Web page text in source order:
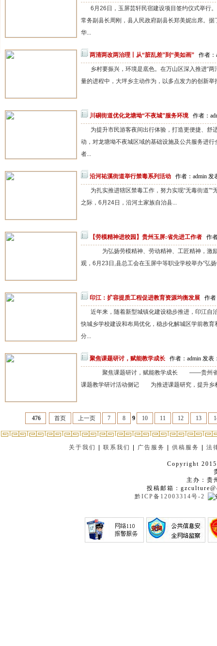
6月26日，玉屏芸轩民宿建设项目签约仪式举行
常务副县长周刚，县人民政府副县长郑美妮出席。
华...
两清两改两治理丨从“脏乱差”到“美如画” 作者：
乡村要振兴，环境是底色。在万山区深入推进“
量的进程中，大坪乡主动作为，以多点发力的创新
川硐街道优化龙塘坳“不夜城”服务环境 作者：
为提升市民游客夜间出行体验，打造更便捷、舒
动，对龙塘坳不夜城区域的基础设施及公共服务进
者...
沿河祐溪街道举行禁毒系列活动 作者：admin 发
为扎实推进辖区禁毒工作，努力实现“无毒街道”“
之际，6月24日，沿河土家族自治县...
【劳模精神进校园】贵州玉屏:省先进工作者 作
为弘扬劳模精神、劳动精神、工匠精神，激
观，6月23日,县总工会在玉屏中等职业学校举办“弘
印江：扩容提质工程促进‌教育资源均衡发展 作者
近年来，随着新型城镇化建设稳步推进，印江自
快城乡学校建设和布局优化，稳步化解城区学前教
分...
聚焦课题研讨，赋能教学成长 作者：admin 发表
聚焦课题研讨，赋能教学成长 ——贵州省乡
课题教学研讨活动侧记 为推进课题研究，提升乡
476 首页 上一页 7 8 9 10 11 12 13
关于我们 |联系我们 广告服务 |供稿服务 |法
Copyright
主办：贵
投稿邮箱：
黔ICP备12003314号-2